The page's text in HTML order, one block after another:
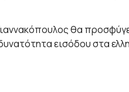
θα
εισόδου στα